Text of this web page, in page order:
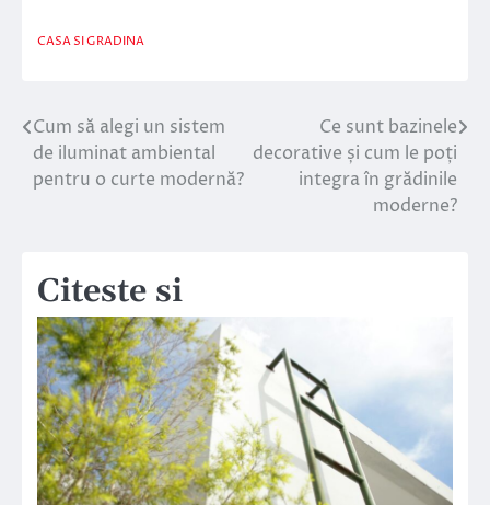
CASA SI GRADINA
Navigare
în
Cum să alegi un sistem
de iluminat ambiental
pentru o curte modernă?
Ce sunt bazinele
decorative și cum le poți
integra în grădinile
moderne?
Citeste si